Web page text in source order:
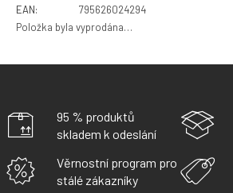
EAN:
795626024294
Položka byla vyprodána…
95 % produktů
skladem k odeslání
Věrnostní program pro
stálé zákazníky